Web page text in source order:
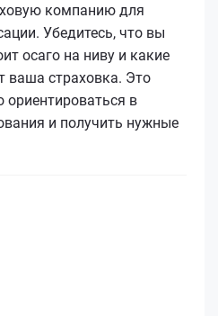
компанию для
Убедитесь, что вы
осаго на ниву и какие
ваша страховка. Это
в
и получить нужные